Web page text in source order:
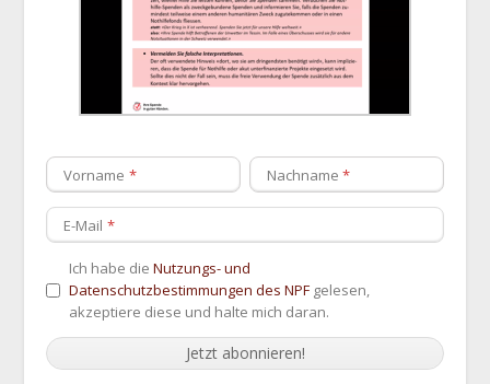
Vorname Nachname
E-Mail
Ich habe dieNutzungs- und
Datenschutzbestimmungen des NPF gelesen,
akzeptiere diese und halte mich daran.